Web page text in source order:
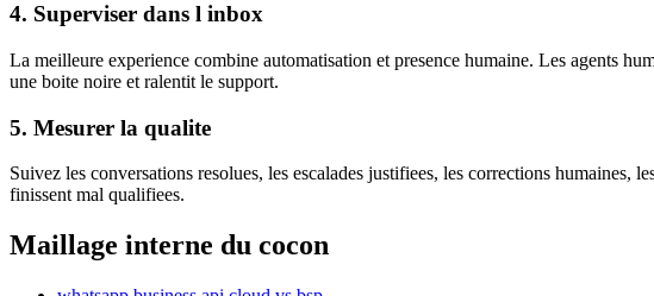
4. Superviser dans l inbox
La meilleure experience combine automatisation et presence humaine. Les agents
une boite noire et ralentit le support.
5. Mesurer la qualite
Suivez les conversations resolues, les escalades justifiees, les corrections humaines,
finissent mal qualifiees.
Maillage interne du cocon